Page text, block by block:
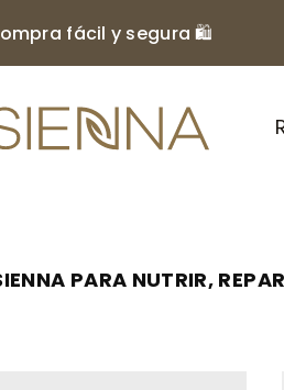
fácil y segura 🛍️
PARA NUTRIR,